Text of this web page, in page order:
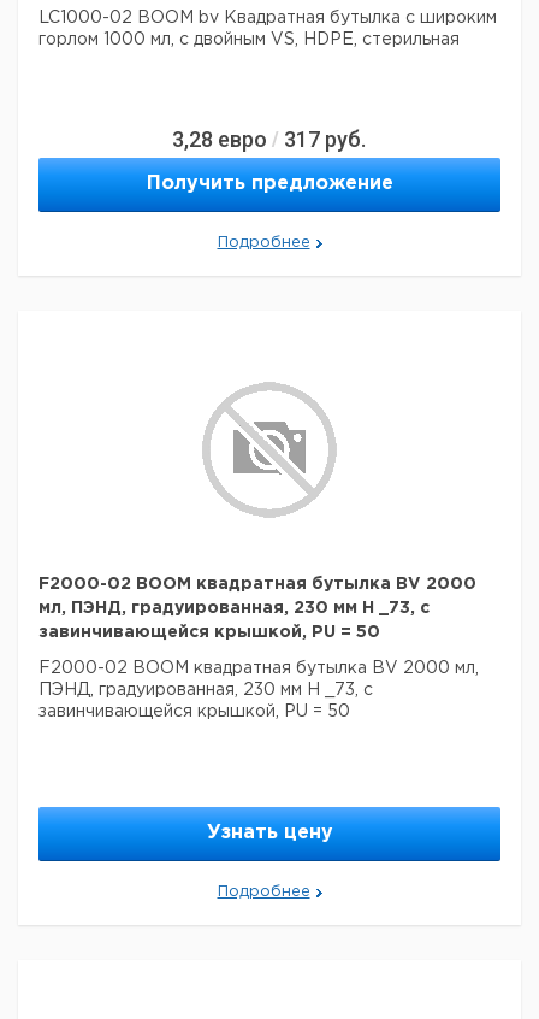
LC1000-02 BOOM bv Квадратная бутылка с широким
горлом 1000 мл, с двойным VS, HDPE, стерильная
3,28 евро / 317 руб.
Получить предложение
Подробнее
F2000-02 BOOM квадратная бутылка BV 2000
мл, ПЭНД, градуированная, 230 мм H _73, с
завинчивающейся крышкой, PU = 50
F2000-02 BOOM квадратная бутылка BV 2000 мл,
ПЭНД, градуированная, 230 мм H _73, с
завинчивающейся крышкой, PU = 50
Узнать цену
Подробнее